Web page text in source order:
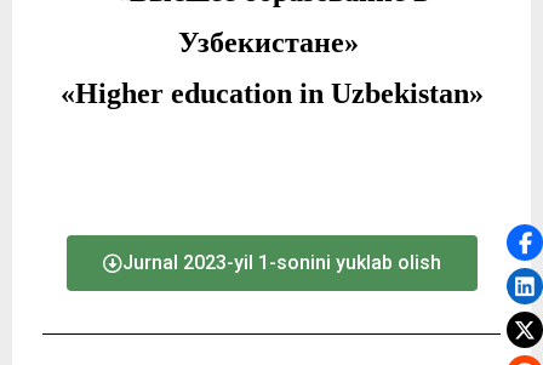
Узбекистане»
«Higher education in Uzbekistan»
Jurnal 2023-yil 1-sonini yuklab olish